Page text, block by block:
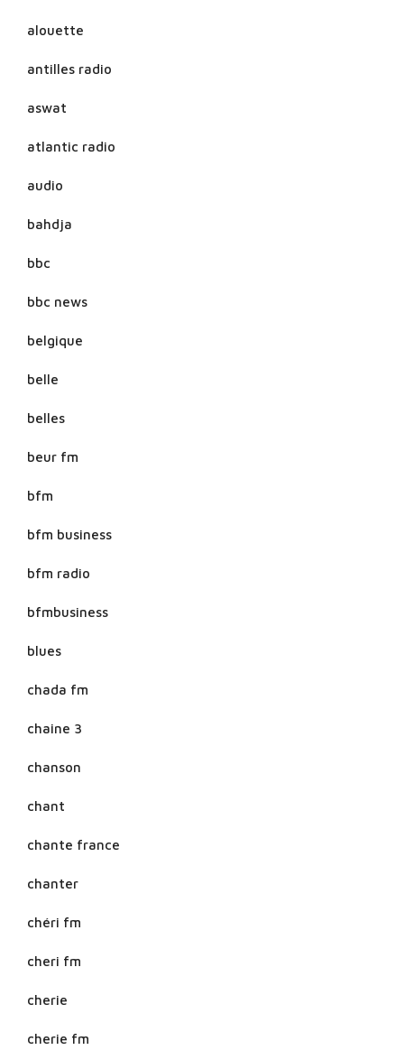
alouette
antilles radio
aswat
atlantic radio
audio
bahdja
bbc
bbc news
belgique
belle
belles
beur fm
bfm
bfm business
bfm radio
bfmbusiness
blues
chada fm
chaine 3
chanson
chant
chante france
chanter
chéri fm
cheri fm
cherie
cherie fm